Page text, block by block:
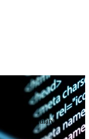
particulares y